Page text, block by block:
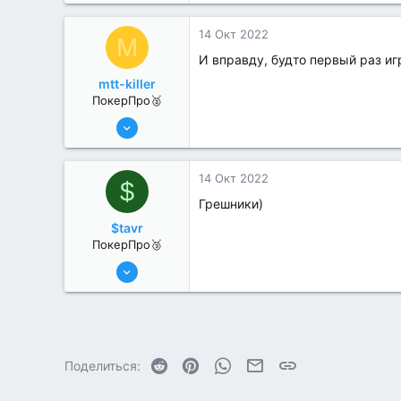
1
M
mtt-killer
ПокерПро🥈
6 Июн 2022
1
14 Окт 2022
И вправду, будто первый раз
$
$tavr
ПокерПро🥉
6 Июн 2022
14 Окт 2022
Грешники)
Поделиться: Reddit PinterestWhatsAppЭлектронная почта